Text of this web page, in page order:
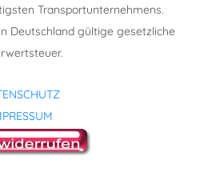
Transportunternehmens.
Deutschland gültige gesetzliche